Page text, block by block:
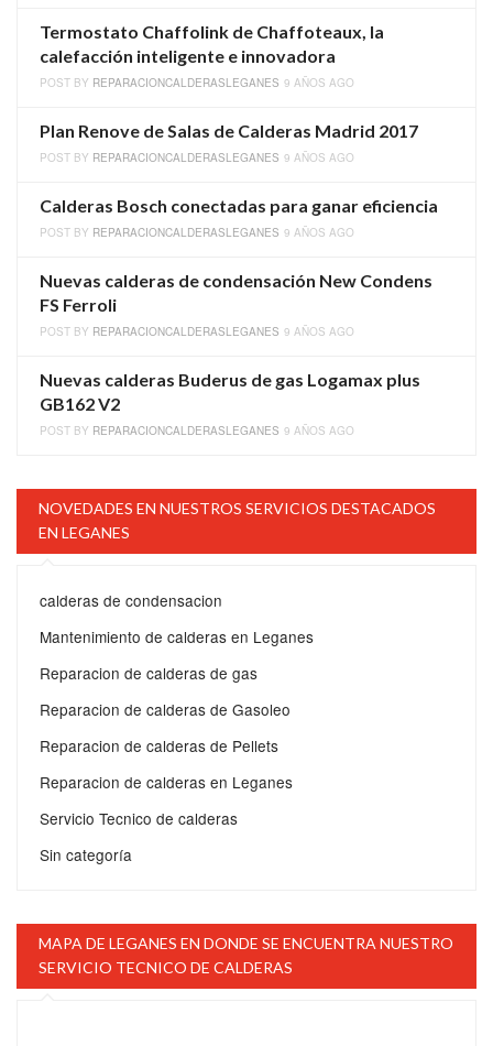
Termostato Chaffolink de Chaffoteaux, la
calefacción inteligente e innovadora
POST BY REPARACIONCALDERASLEGANES 9 AÑOS AGO
Plan Renove de Salas de Calderas Madrid 2017
POST BY REPARACIONCALDERASLEGANES 9 AÑOS AGO
Calderas Bosch conectadas para ganar eficiencia
POST BY REPARACIONCALDERASLEGANES 9 AÑOS AGO
Nuevas calderas de condensación New Condens
FS Ferroli
POST BY REPARACIONCALDERASLEGANES 9 AÑOS AGO
Nuevas calderas Buderus de gas Logamax plus
GB162 V2
POST BY REPARACIONCALDERASLEGANES 9 AÑOS AGO
NOVEDADES EN NUESTROS SERVICIOS DESTACADOS
EN LEGANES
calderas de condensacion
Mantenimiento de calderas en Leganes
Reparacion de calderas de gas
Reparacion de calderas de Gasoleo
Reparacion de calderas de Pellets
Reparacion de calderas en Leganes
Servicio Tecnico de calderas
Sin categoría
MAPA DE LEGANES EN DONDE SE ENCUENTRA NUESTRO
SERVICIO TECNICO DE CALDERAS